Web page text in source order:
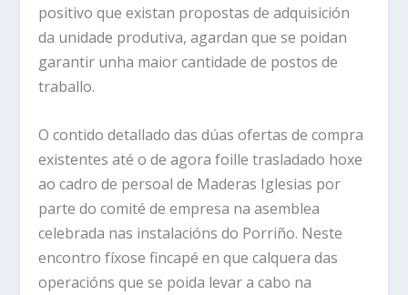
positivo que existan propostas de adquisición
da unidade produtiva, agardan que se poidan
garantir unha maior cantidade de postos de
traballo.
O contido detallado das dúas ofertas de compra
existentes até o de agora foille trasladado hoxe
ao cadro de persoal de Maderas Iglesias por
parte do comité de empresa na asemblea
celebrada nas instalacións do Porriño. Neste
encontro fíxose fincapé en que calquera das
operacións que se poida levar a cabo na